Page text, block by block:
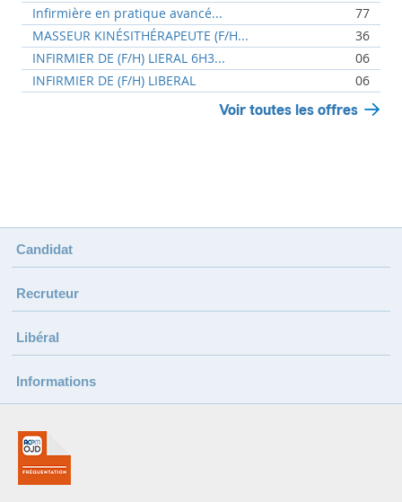
Infirmière en pratique avancé...
77
MASSEUR KINÉSITHÉRAPEUTE (F/H...
36
INFIRMIER DE (F/H) LIERAL 6H3...
06
INFIRMIER DE (F/H) LIBERAL
06
Voir toutes les offres
Candidat
Recruteur
Libéral
Informations